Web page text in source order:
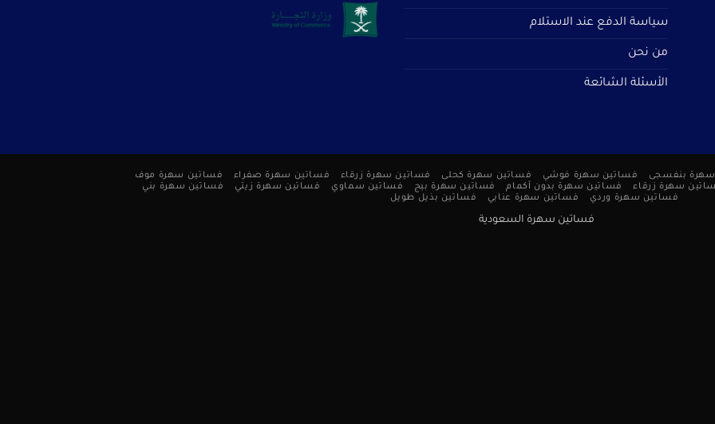
سياسة الدفع عند الاستلام
من نحن
الأسئلة الشائعة
بنفسجى فساتين سهرة فوشي فساتين سهرة كحلى فساتين سهرة زرقاء فساتين سهرة صفراء
فساتين سهرة موف
سهرة زرقاء
فساتين سهرة بدون أكمام فساتين سهرة بيج فساتين سماوي فساتين سهرة زيتي
فساتين سهرة بني
فساتين سهرة وردي
فساتين سهرة عنابي فساتين بذيل طويل
فساتين سهرة السعودية